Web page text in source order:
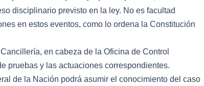
disciplinario previsto en la ley. No es facultad
en estos eventos, como lo ordena la Constitución
en cabeza de la Oficina de Control
pruebas y las actuaciones correspondientes.
de la Nación podrá asumir el conocimiento del caso